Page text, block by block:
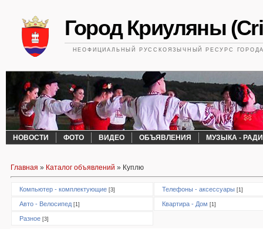
Город Криуляны
НЕОФИЦИАЛЬНЫЙ РУССКОЯЗЫЧНЫЙ РЕСУРС
НОВОСТИ ФОТО ВИДЕО ОБЪЯВЛЕНИЯ МУЗЫКА -
Главная » Каталог объявлений » Куплю
Компьютер - комплектующие [3] Телефоны - аксессуары [1]
Авто - Велосипед [1] Квартира - Дом [1]
Разное [3]